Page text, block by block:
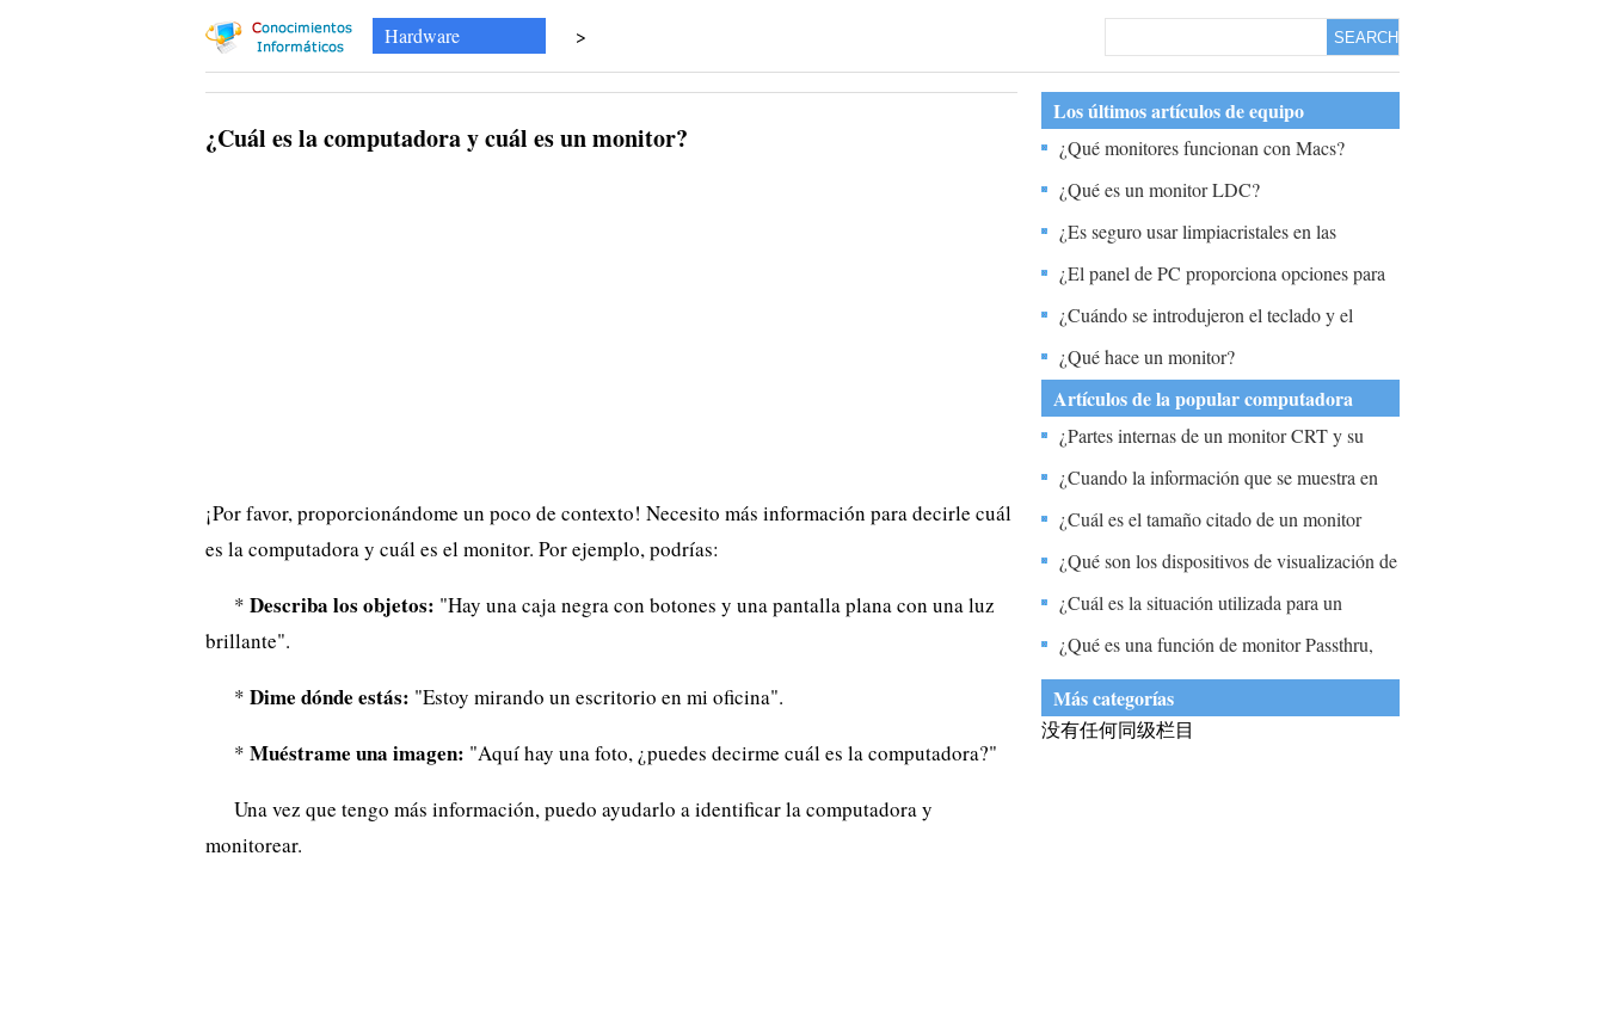
Hardware > SEARCH
¿Cuál es la computadora y cuál es un monitor?
¡Por favor, proporcionándome un poco de contexto! Necesito más información para decirle cuál
es la computadora y cuál es el monitor. Por ejemplo, podrías:
* Describa los objetos: "Hay una caja negra con botones y una pantalla plana con una luz
brillante".
* Dime dónde estás: "Estoy mirando un escritorio en mi oficina".
* Muéstrame una imagen: "Aquí hay una foto, ¿puedes decirme cuál es la computadora?"
Una vez que tengo más información, puedo ayudarlo a identificar la computadora y
monitorear.
Los últimos artículos de equipo
¿Qué monitores funcionan con Macs?
¿Qué es un monitor LDC?
¿Es seguro usar limpiacristales en las
pantallas de las computadoras?
¿El panel de PC proporciona opciones para
personalizar la pantalla de bloqueo y la
pantalla de inicio?
¿Cuándo se introdujeron el teclado y el
monitor en qué generación?
¿Qué hace un monitor?
Artículos de la popular computadora
¿Partes internas de un monitor CRT y su
imagen?
¿Cuando la información que se muestra en
un monitor se conoce como copia?
¿Cuál es el tamaño citado de un monitor
determinado por medir?
¿Qué son los dispositivos de visualización de
computadora?
¿Cuál es la situación utilizada para un
monitor LCD?
¿Qué es una función de monitor Passthru,
también conocida como monitor?
Más categorías
没有任何同级栏目